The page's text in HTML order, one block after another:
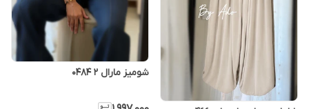
شومیز مارال ۲ 0484